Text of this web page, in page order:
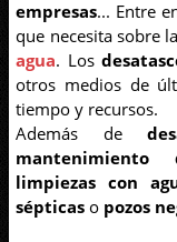
empresas... Entre
que necesita sobre
agua. Los
otros medios de
tiempo y recursos.
Además de
mantenimiento
limpiezas con
sépticas o pozos